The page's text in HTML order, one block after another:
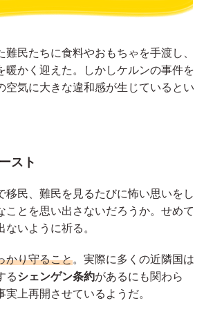
難民たちに食料やおもちゃを手渡し、
暖かく迎えた。しかしケルンの事件を
空気に大きな違和感が生じているとい
スト
移民、難民を見るたびに怖い思いをし
ことを思い出さないだろうか。せめて
いように祈る。
かり守ること。実際に多くの近隣国は
るシェンゲン条約があるにも関わら
上再開させているようだ。